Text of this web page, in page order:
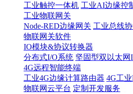
工业触控一体机 工业AI边缘控
工业物联网关
Node-RED边缘网关 工业总线
物联网关软件
IO模块&协议转换器
分布式I/O系统 坚固型双以太网
4G远程智能终端
工业4G边缘计算路由器 4G工
物联网云平台 定制开发服务